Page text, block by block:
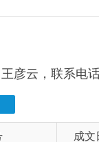
：0908-4622031）
期
06-27 2026-06-27